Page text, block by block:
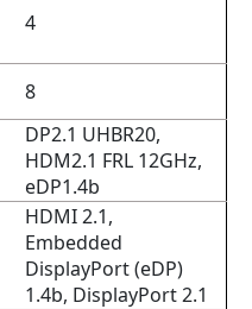
4
8
DP2.1 UHBR20,
HDM2.1 FRL 12GHz,
eDP1.4b
HDMI 2.1,
Embedded
DisplayPort (eDP)
1.4b, DisplayPort 2.1